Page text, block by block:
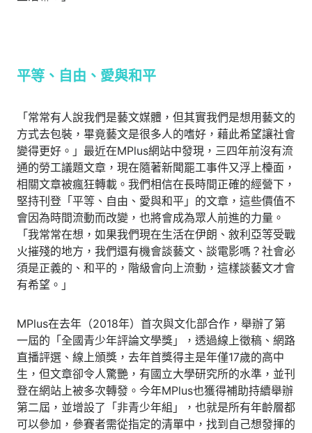
平等、自由、愛與和平
「常常有人說我們是藝文媒體，但其實我們是想用藝文的
方式去包裝，畢竟藝文是很多人的嗜好，藉此希望讓社會
變得更好。」最近在MPlus網站中發現，三四年前沒有流
通的勞工議題文章，現在隨著新聞罷工事件又浮上檯面，
相關文章被瘋狂轉載。我們相信在長時間正確的經營下，
堅持刊登「平等、自由、愛與和平」的文章，這些價值不
會因為時間流動而改變，也將會成為眾人前進的力量。
「我常常在想，如果我們現在生活在伊朗、敘利亞等受戰
火摧殘的地方，我們還有機會談藝文、談電影嗎？社會必
須是正義的、和平的，階級會向上流動，這樣談藝文才會
有希望。」
MPlus在去年（2018年）首次與文化部合作，舉辦了第
一屆的「全國青少年評論文學獎」，透過線上徵稿、網路
直播評選、線上頒獎，去年首獎得主是年僅17歲的高中
生，但文章卻令人驚艷，有國立大學研究所的水準，並刊
登在網站上被多次轉發。今年MPlus也獲得補助持續舉辦
第二屆，並增設了「非青少年組」，也就是所有年齡層都
可以參加，參賽者需從指定的清單中，找到自己想發揮的